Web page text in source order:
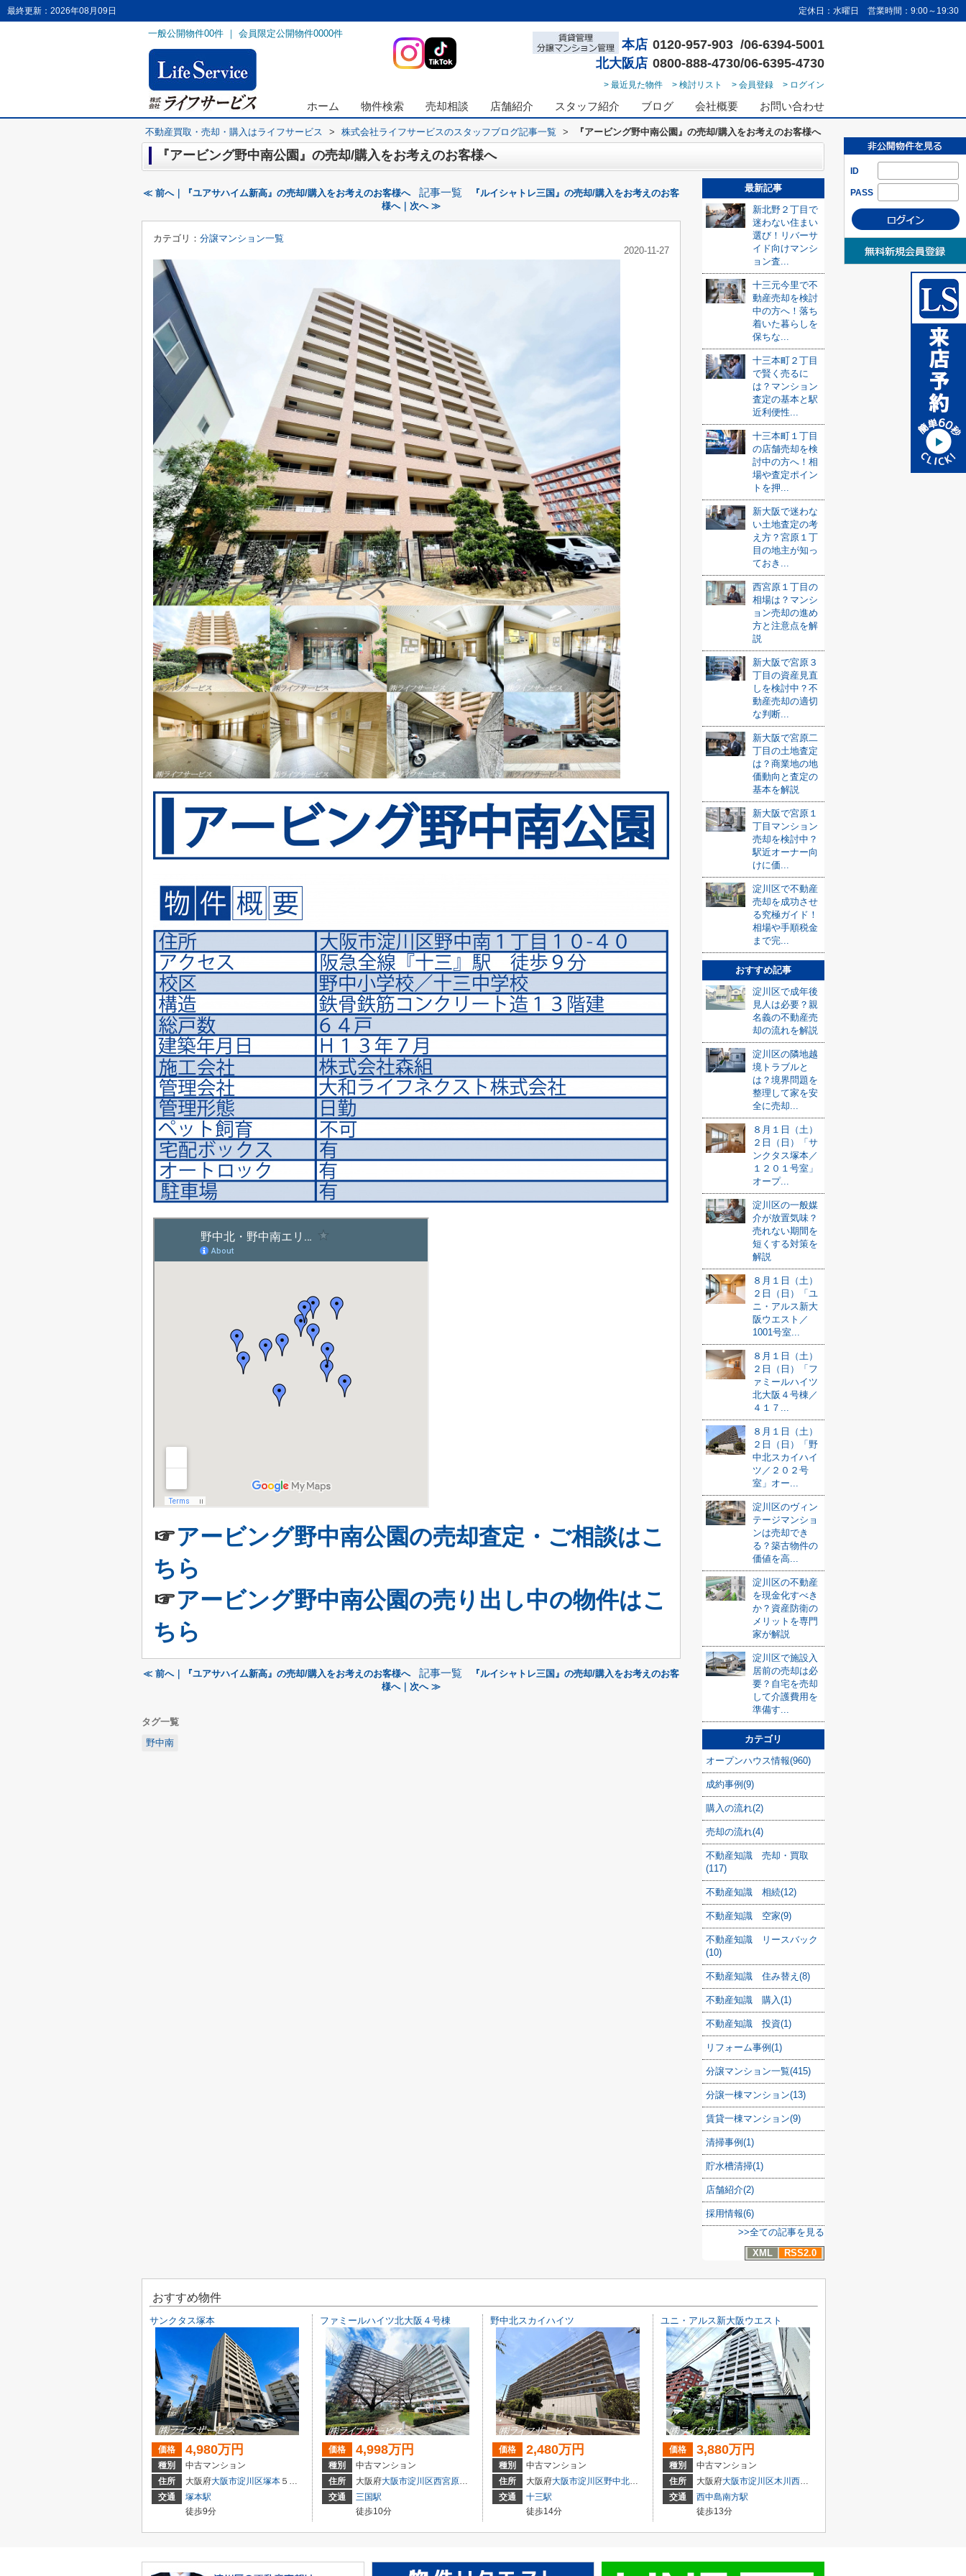
最終更新：2026年08月09日 定休日：水曜日 営業時間：9:00～19:30
一般公開物件00件 ｜ 会員限定公開物件0000件
本店 0120-957-903 /06-6394-5001
北大阪店 0800-888-4730/06-6395-4730
> 最近見た物件 > 検討リスト > 会員登録 > ログイン
ホーム 物件検索 売却相談 店舗紹介 スタッフ紹介 ブログ 会社概要 お問い合わせ
ID
PASS
不動産買取・売却・購入はライフサービス > 株式会社ライフサービスのスタッフブログ記事一覧 > 『アービング野中南公園』の売却/購入をお考えのお客様へ
『アービング野中南公園』の売却/購入をお考えのお客様へ
≪ 前へ｜『ユアサハイム新高』の売却/購入をお考えのお客様へ 記事一覧
『ルイシャトレ三国』の売却/購入をお考えのお客
様へ｜次へ ≫
カテゴリ： 分譲マンション一覧
2020-11-27
☞アービング野中南公園の売却査定・ご相談はこ
ちら
☞アービング野中南公園の売り出し中の物件はこ
ちら
≪ 前へ｜『ユアサハイム新高』の売却/購入をお考えのお客様へ 記事一覧
『ルイシャトレ三国』の売却/購入をお考えのお客
様へ｜次へ ≫
タグ一覧
野中南
最新記事
新北野２丁目で
迷わない住まい
選び！リバーサ
イド向けマンシ
ョン査...
十三元今里で不
動産売却を検討
中の方へ！落ち
着いた暮らしを
保ちな...
十三本町２丁目
で賢く売るに
は？マンション
査定の基本と駅
近利便性...
十三本町１丁目
の店舗売却を検
討中の方へ！相
場や査定ポイン
トを押...
新大阪で迷わな
い土地査定の考
え方？宮原１丁
目の地主が知っ
ておき...
西宮原１丁目の
相場は？マンシ
ョン売却の進め
方と注意点を解
説
新大阪で宮原３
丁目の資産見直
しを検討中？不
動産売却の適切
な判断...
新大阪で宮原二
丁目の土地査定
は？商業地の地
価動向と査定の
基本を解説
新大阪で宮原１
丁目マンション
売却を検討中？
駅近オーナー向
けに価...
淀川区で不動産
売却を成功させ
る究極ガイド！
相場や手順税金
まで完...
おすすめ記事
淀川区で成年後
見人は必要？親
名義の不動産売
却の流れを解説
淀川区の隣地越
境トラブルと
は？境界問題を
整理して家を安
全に売却...
８月１日（土）
２日（日）「サ
ンクタス塚本／
１２０１号室」
オープ...
淀川区の一般媒
介が放置気味？
売れない期間を
短くする対策を
解説
８月１日（土）
２日（日）「ユ
ニ・アルス新大
阪ウエスト／
1001号室...
８月１日（土）
２日（日）「フ
ァミールハイツ
北大阪４号棟／
４１７...
８月１日（土）
２日（日）「野
中北スカイハイ
ツ／２０２号
室」オー...
淀川区のヴィン
テージマンショ
ンは売却でき
る？築古物件の
価値を高...
淀川区の不動産
を現金化すべき
か？資産防衛の
メリットを専門
家が解説
淀川区で施設入
居前の売却は必
要？自宅を売却
して介護費用を
準備す...
カテゴリ
オープンハウス情報(960)
成約事例(9)
購入の流れ(2)
売却の流れ(4)
不動産知識 売却・買取
(117)
不動産知識 相続(12)
不動産知識 空家(9)
不動産知識 リースバック
(10)
不動産知識 住み替え(8)
不動産知識 購入(1)
不動産知識 投資(1)
リフォーム事例(1)
分譲マンション一覧(415)
分譲一棟マンション(13)
賃貸一棟マンション(9)
清掃事例(1)
貯水槽清掃(1)
店舗紹介(2)
採用情報(6)
>>全ての記事を見る
XML
RSS2.0
おすすめ物件
サンクタス塚本
価格 4,980万円
種別
中古マンション
住所
大阪府大阪市淀川区塚本 ５丁目3-22
交通
塚本駅
徒歩9分
ファミールハイツ北大阪４号棟
価格 4,998万円
種別
中古マンション
住所
大阪府大阪市淀川区西宮原３丁目3-4
交通
三国駅
徒歩10分
野中北スカイハイツ
価格 2,480万円
種別
中古マンション
住所
大阪府大阪市淀川区野中北２丁目3-5
交通
十三駅
徒歩14分
ユニ・アルス新大阪ウエスト
価格 3,880万円
種別
中古マンション
住所
大阪府大阪市淀川区木川西４丁目1-14
交通
西中島南方駅
徒歩13分